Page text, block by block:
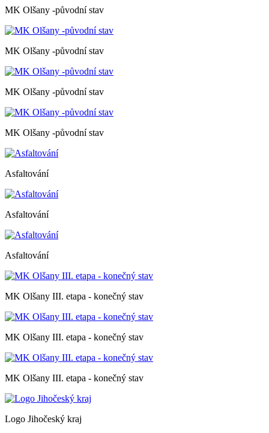
MK Olšany -původní stav
MK Olšany -původní stav
MK Olšany -původní stav
MK Olšany -původní stav
Asfaltování
Asfaltování
Asfaltování
MK Olšany III. etapa - konečný stav
MK Olšany III. etapa - konečný stav
MK Olšany III. etapa - konečný stav
Logo Jihočeský kraj